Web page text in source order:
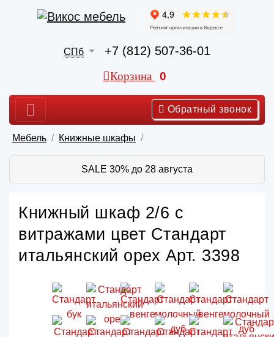
СПб +7 (812) 507-36-01
Корзина 0
Обратный звонок
Мебель Книжные шкафы
SALE 30% до 28 августа
Книжный шкаф 2/6 с
витражами цвет Стандарт
итальянский орех Арт. 3398